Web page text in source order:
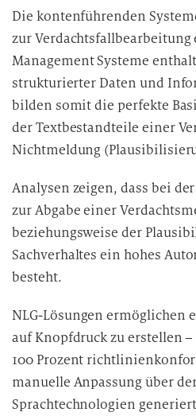
D
e
n
v
e
r
r
b
e
i
u
n
Die kontenführenden
zur Verdachtsfallbearbeitung
Management Systeme
strukturierter Daten und
bilden somit die perfekte
der Textbestandteile einer
Nichtmeldung
Analysen zeigen, dass bei
zur Abgabe einer
beziehungsweise der
Sachverhaltes ein hohes
besteht.
NLG-Lösungen ermöglichen
auf Knopfdruck zu erstellen
100 Prozent
manuelle Anpassung über
Sprachtechnologien